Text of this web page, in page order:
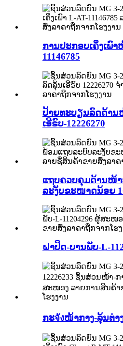
ການປະກອບເຄິ່ງເພົາ
11146785
ປ້າຍທະບຽນລົດດ້ານ
ເອີຣົບ-12226270
ແຖບຄວບຄຸມດ້ານໜ້
ລະງັບຂະໜາດນ້ອຍ
ຝາປິດ-ບານພັບ-L-
ກະจังໜ້າກາງ-ລຸ້ນຕ່າ